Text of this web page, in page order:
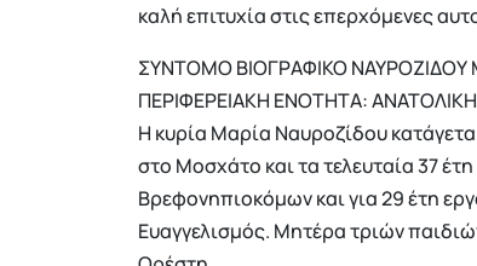
καλή επιτυχία στις επερχόμενες
ΣΥΝΤΟΜΟ ΒΙΟΓΡΑΦΙΚΟ ΝΑΥΡΟΖΙΔΟΥ
ΠΕΡΙΦΕΡΕΙΑΚΗ ΕΝΟΤΗΤΑ:
Η κυρία Μαρία Ναυροζίδου
στο Μοσχάτο και τα τελευταία 37
Βρεφονηπιοκόμων και για 29 έτη
Ευαγγελισμός. Μητέρα τριών